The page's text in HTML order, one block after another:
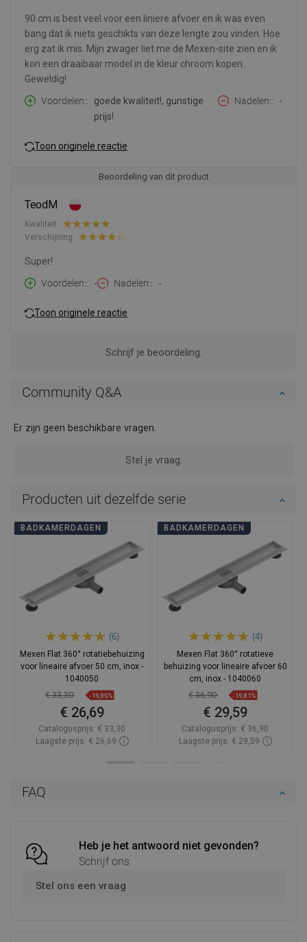
FAQ
Heb je het antwoord niet gevonden?
Schrijf ons
Stel ons een vraag
90 cm is best veel voor een liniere afvoer en ik was even
bang dat ik niets geschikts van deze lengte zou vinden. Hoe
erg zat ik mis. Mijn zwager liet me de Mexen-site zien en ik
kon een draaibaar model in de kleur chroom kopen.
Geweldig!
Voordelen:
goede kwaliteit!, gunstige
prijs!
Nadelen: -
Toon originele reactie
Beoordeling van dit product
TeodM
Kwaliteit:
Verschijning:
Super!
Voordelen:
- Nadelen: -
Toon originele reactie
Schrijf je beoordeling.
Community Q&A
Er zijn geen beschikbare vragen.
Stel je vraag.
Producten uit dezelfde serie
BADKAMERDAGEN
(6)
Mexen Flat 360° rotatiebehuizing
voor lineaire afvoer 50 cm, inox -
1040050
€ 33,30 -19,85%
€ 26,69
Catalogusprijs: € 33,30
Laagste prijs: € 26,69
BADKAMERDAGEN
(4)
Mexen Flat 360° rotatieve
behuizing voor lineaire afvoer 60
cm, inox - 1040060
€ 36,90 -19,81%
€ 29,59
Catalogusprijs: € 36,90
Laagste prijs: € 29,59